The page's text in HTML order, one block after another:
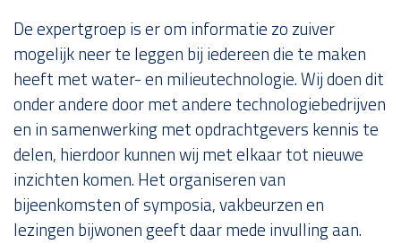
De expertgroep is er om informatie zo zuiver
mogelijk neer te leggen bij iedereen die te maken
heeft met water- en milieutechnologie. Wij doen dit
onder andere door met andere technologiebedrijven
en in samenwerking met opdrachtgevers kennis te
delen, hierdoor kunnen wij met elkaar tot nieuwe
inzichten komen. Het organiseren van
bijeenkomsten of symposia, vakbeurzen en
lezingen bijwonen geeft daar mede invulling aan.